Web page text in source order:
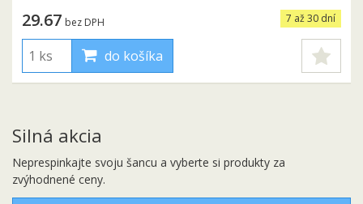
7 až 30 dní
29.67 bez DPH
do košíka
Silná akcia
Neprespinkajte svoju šancu a vyberte si produkty za
zvýhodnené ceny.